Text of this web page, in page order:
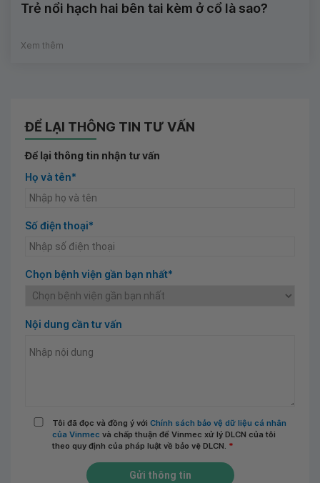
Trẻ nổi hạch hai bên tai kèm ở cổ là sao?
Xem thêm
ĐỂ LẠI THÔNG TIN TƯ VẤN
Để lại thông tin nhận tư vấn
Họ và tên*
Số điện thoại*
Chọn bệnh viện gần bạn nhất*
Nội dung cần tư vấn
Tôi đã đọc và đồng ý với Chính sách bảo vệ dữ liệu cá nhân
của Vinmec và chấp thuận để Vinmec xử lý DLCN của tôi
theo quy định của pháp luật về bảo vệ DLCN. *
Gửi thông tin